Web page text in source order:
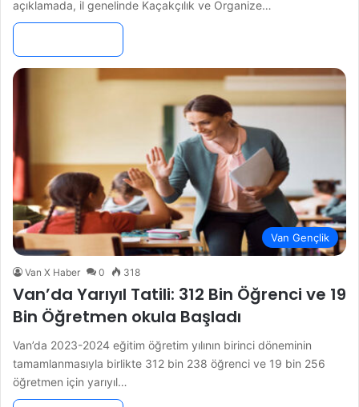
açıklamada, il genelinde Kaçakçılık ve Organize…
Van Gençlik
Van X Haber 0 318
Van’da Yarıyıl Tatili: 312 Bin Öğrenci ve 19
Bin Öğretmen okula Başladı
Van’da 2023-2024 eğitim öğretim yılının birinci döneminin
tamamlanmasıyla birlikte 312 bin 238 öğrenci ve 19 bin 256
öğretmen için yarıyıl…